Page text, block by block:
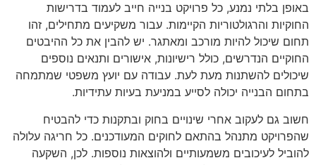
באופן בלתי נמנע, כל פרויקט בנייה חייב לעמוד בדרישות
החוקיות והרגולטוריות הקיימות. עבור משקיעים מתחילים, זהו
תחום שיכול להיות מורכב ומאתגר. יש להבין את כל ההיבטים
החוקיים הנדרשים, כולל רישיונות, אישורים ותנאים נוספים
שיכולים להשתנות מעת לעת. עבודה עם יועץ משפטי שמתמחה
בתחום הבנייה יכולה לסייע במניעת בעיות עתידיות.
חשוב גם לעקוב אחרי שינויים בחוק ובתקנות כדי להבטיח
שהפרויקט מתנהל בהתאם לחוקים המעודכנים. כל חריגה עלולה
להוביל לעיכובים משמעותיים ולהוצאות נוספות. לכן, השקעה